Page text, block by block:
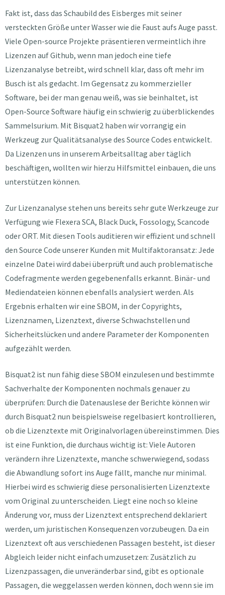
Fakt ist, dass das Schaubild des Eisberges mit seiner
versteckten Größe unter Wasser wie die Faust aufs Auge passt.
Viele Open-source Projekte präsentieren vermeintlich ihre
Lizenzen auf Github, wenn man jedoch eine tiefe
Lizenzanalyse betreibt, wird schnell klar, dass oft mehr im
Busch ist als gedacht. Im Gegensatz zu kommerzieller
Software, bei der man genau weiß, was sie beinhaltet, ist
Open-Source Software häufig ein schwierig zu überblickendes
Sammelsurium. Mit Bisquat2 haben wir vorrangig ein
Werkzeug zur Qualitätsanalyse des Source Codes entwickelt.
Da Lizenzen uns in unserem Arbeitsalltag aber täglich
beschäftigen, wollten wir hierzu Hilfsmittel einbauen, die uns
unterstützen können.
Zur Lizenzanalyse stehen uns bereits sehr gute Werkzeuge zur
Verfügung wie Flexera SCA, Black Duck, Fossology, Scancode
oder ORT. Mit diesen Tools auditieren wir effizient und schnell
den Source Code unserer Kunden mit Multifaktoransatz: Jede
einzelne Datei wird dabei überprüft und auch problematische
Codefragmente werden gegebenenfalls erkannt. Binär- und
Mediendateien können ebenfalls analysiert werden. Als
Ergebnis erhalten wir eine SBOM, in der Copyrights,
Lizenznamen, Lizenztext, diverse Schwachstellen und
Sicherheitslücken und andere Parameter der Komponenten
aufgezählt werden.
Bisquat2 ist nun fähig diese SBOM einzulesen und bestimmte
Sachverhalte der Komponenten nochmals genauer zu
überprüfen: Durch die Datenauslese der Berichte können wir
durch Bisquat2 nun beispielsweise regelbasiert kontrollieren,
ob die Lizenztexte mit Originalvorlagen übereinstimmen. Dies
ist eine Funktion, die durchaus wichtig ist: Viele Autoren
verändern ihre Lizenztexte, manche schwerwiegend, sodass
die Abwandlung sofort ins Auge fällt, manche nur minimal.
Hierbei wird es schwierig diese personalisierten Lizenztexte
vom Original zu unterscheiden. Liegt eine noch so kleine
Änderung vor, muss der Lizenztext entsprechend deklariert
werden, um juristischen Konsequenzen vorzubeugen. Da ein
Lizenztext oft aus verschiedenen Passagen besteht, ist dieser
Abgleich leider nicht einfach umzusetzen: Zusätzlich zu
Lizenzpassagen, die unveränderbar sind, gibt es optionale
Passagen, die weggelassen werden können, doch wenn sie im